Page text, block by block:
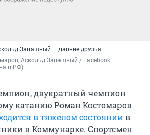
Запашный — давние друзья
Аскольд Запашный / Facebook
в РФ)
двукратный чемпион
катанию Роман Костомаров
в тяжелом состояниив
в Коммунарке. Спортсмен